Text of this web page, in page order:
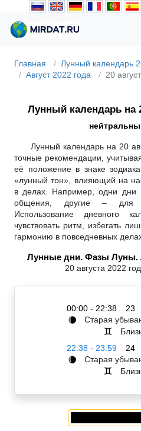
Главная
Лунный календарь
Август 2022 года
20
Лунный календарь на
Лунный календарь на 20
точные рекомендации,
её положение в знаке
«лунный тон», влияющий на
в делах. Например, одни дни
общения, другие – для
Использование дневного
чувствовать ритм, избегать
гармонию в повседневных
Лунные дни. Фазы Луны.
20 августа 2022
00:00 - 22:38 23
🌘 Старая
♊
22:38 - 23:59
24
🌘 Старая
♊